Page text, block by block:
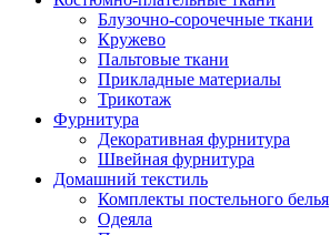
Блузочно-сорочечные ткани
Кружево
Пальтовые ткани
Прикладные материалы
Трикотаж
Фурнитура
Декоративная фурнитура
Швейная фурнитура
Домашний текстиль
Комплекты постельного белья
Одеяла